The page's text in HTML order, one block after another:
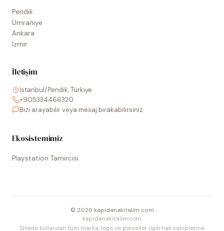
Pendik
Ümraniye
Ankara
İzmir
İletişim
İstanbul/Pendik, Türkiye
+905334466320
Bizi arayabilir veya mesaj bırakabilirsiniz.
Ekosistemimiz
Playstation Tamircisi
© 2026 kapidanakitalim.com
kapidanakitalim.com
Sitede kullanılan tüm marka, logo ve görseller ilgili hak sahiplerine